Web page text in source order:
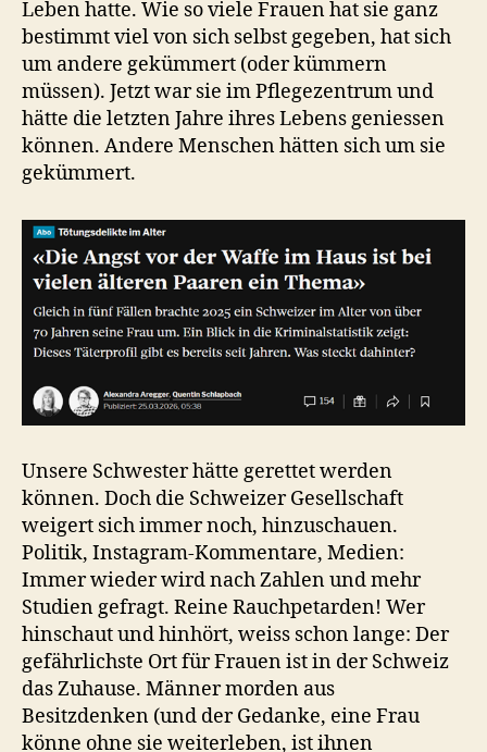
Leben hatte. Wie so viele Frauen hat sie ganz
bestimmt viel von sich selbst gegeben, hat sich
um andere gekümmert (oder kümmern
müssen). Jetzt war sie im Pflegezentrum und
hätte die letzten Jahre ihres Lebens geniessen
können. Andere Menschen hätten sich um sie
gekümmert.
Unsere Schwester hätte gerettet werden
können. Doch die Schweizer Gesellschaft
weigert sich immer noch, hinzuschauen.
Politik, Instagram-Kommentare, Medien:
Immer wieder wird nach Zahlen und mehr
Studien gefragt. Reine Rauchpetarden! Wer
hinschaut und hinhört, weiss schon lange: Der
gefährlichste Ort für Frauen ist in der Schweiz
das Zuhause. Männer morden aus
Besitzdenken (und der Gedanke, eine Frau
könne ohne sie weiterleben, ist ihnen